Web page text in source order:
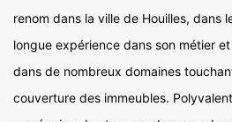
renom dans la ville de Houilles, dans
longue expérience dans son métier
dans de nombreux domaines
couverture des immeubles.